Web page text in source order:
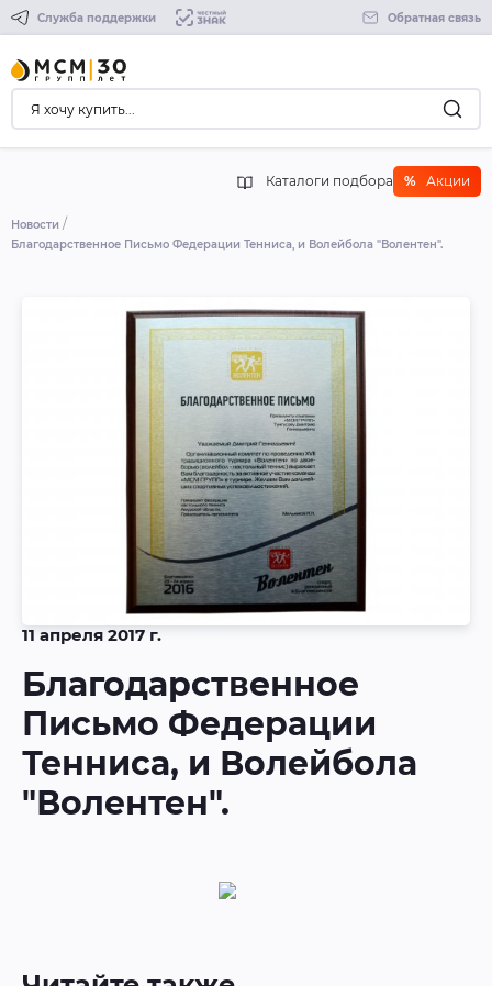
Служба поддержки Обратная связь
Каталоги подбора % Акции
Новости
Благодарственное Письмо Федерации Тенниса, и Волейбола "Волентен".
11 апреля 2017 г.
Благодарственное
Письмо Федерации
Тенниса, и Волейбола
"Волентен".